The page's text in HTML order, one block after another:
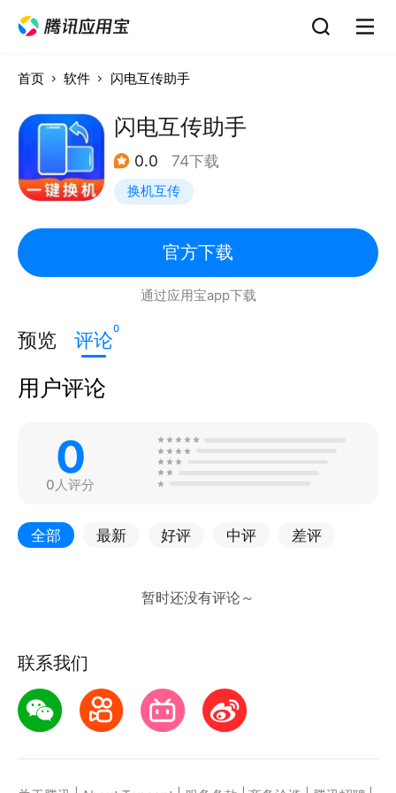
首页 软件 闪电互传助手
闪电互传助手
0.0 74下载
换机互传
官方下载
通过应用宝app下载
预览 评论0
用户评论
0
0人评分
全部 最新 好评 中评 差评
联系我们